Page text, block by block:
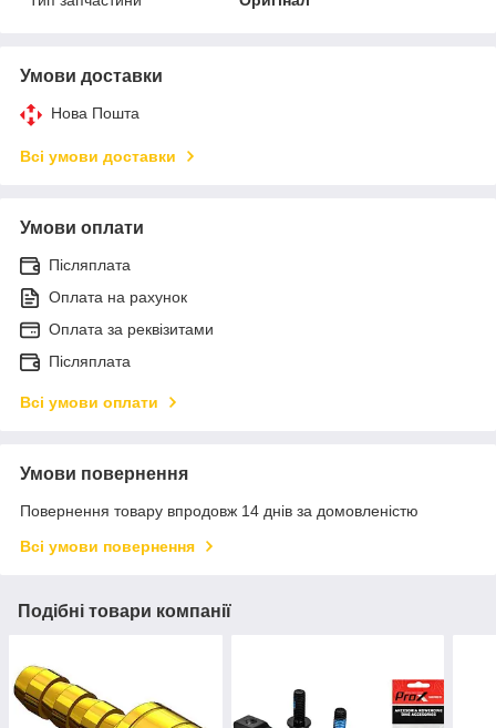
Умови доставки
Нова Пошта
Всі умови доставки
Умови оплати
Післяплата
Оплата на рахунок
Оплата за реквізитами
Післяплата
Всі умови оплати
Умови повернення
Повернення товару впродовж 14 днів за домовленістю
Всі умови повернення
Подібні товари компанії